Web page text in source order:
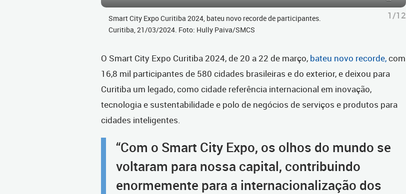
Smart City Expo Curitiba 2024, bateu novo recorde de participantes.
Curitiba, 21/03/2024. Foto: Hully Paiva/SMCS
1/12
O Smart City Expo Curitiba 2024, de 20 a 22 de março, bateu novo recorde,com
16,8 mil participantes de 580 cidades brasileiras e do exterior, e deixou para
Curitiba um legado, como cidade referência internacional em inovação,
tecnologia e sustentabilidade e polo de negócios de serviços e produtos para
cidades inteligentes.
“Com o Smart City Expo, os olhos do mundo se
voltaram para nossa capital, contribuindo
enormemente para a internacionalização dos